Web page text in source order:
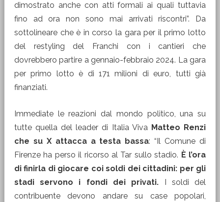
dimostrato anche con atti formali ai quali tuttavia
fino ad ora non sono mai arrivati riscontri”. Da
sottolineare che è in corso la gara per il primo lotto
del restyling del Franchi con i cantieri che
dovrebbero partire a gennaio-febbraio 2024. La gara
per primo lotto è di 171 milioni di euro, tutti già
finanziati.
Immediate le reazioni dal mondo politico, una su
tutte quella del leader di Italia Viva Matteo Renzi
che su X attacca a testa bassa: “Il Comune di
Firenze ha perso il ricorso al Tar sullo stadio. È l’ora
di finirla di giocare coi soldi dei cittadini: per gli
stadi servono i fondi dei privati. I soldi del
contribuente devono andare su case popolari,